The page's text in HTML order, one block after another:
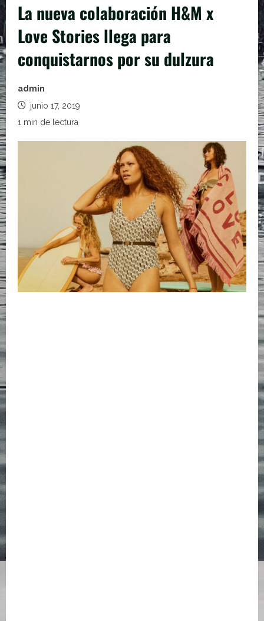
La nueva colaboración H&M x
Love Stories llega para
conquistarnos por su dulzura
admin
junio 17, 2019
1 min de lectura